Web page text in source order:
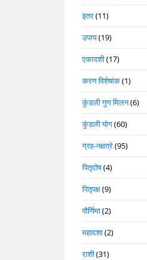
इतर(11)
उपाय(19)
एकादशी(17)
करण विशेषांक(1)
कुंडली गुण मिलन(6)
कुंडली योग(60)
ग्रह-नक्षत्रे(95)
पितृदोष(4)
पितृपक्ष(9)
पौर्णिमा(2)
महादशा(2)
राशी(31)